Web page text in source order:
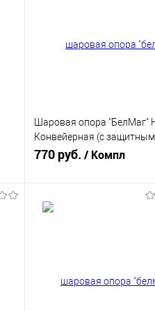
Шаровая опора "БелМаг"
Конвейерная (с
и комплектом крепежных
(BM6132)
770 руб. / Компл